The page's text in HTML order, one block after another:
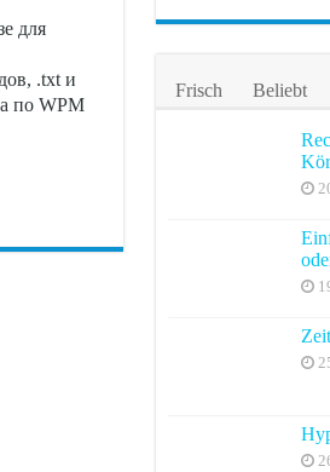
для
.txt и
по WPM
Frisch Beliebt